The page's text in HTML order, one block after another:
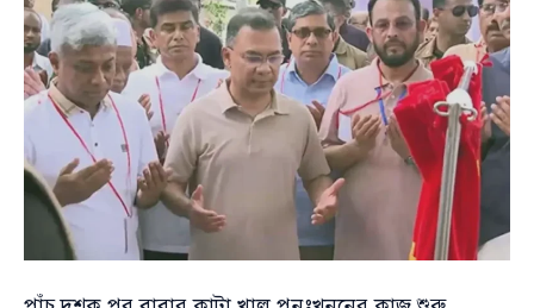
প্রধানমন্ত্রী
তারেক
রহমান